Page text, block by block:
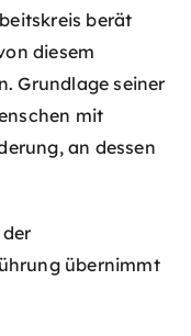
berät
diesem
Grundlage seiner
mit
an dessen
der
übernimmt